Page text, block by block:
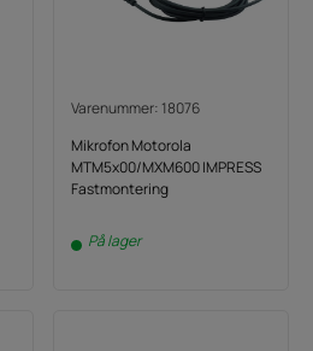
Varenummer: 18076
Mikrofon Motorola
MTM5x00/MXM600 IMPRESS
Fastmontering
På lager